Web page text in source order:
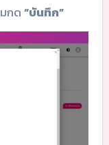
กด“บันทึก”